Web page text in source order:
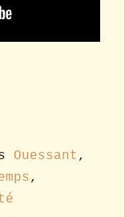
Ouessant ,
,